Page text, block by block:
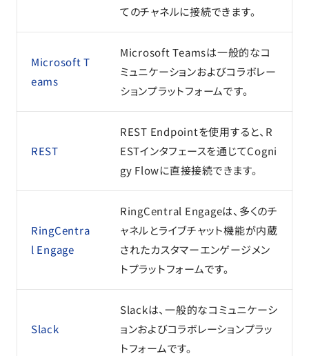
てのチャネルに接続できます。
Microsoft T
eams
Microsoft Teamsは一般的なコ
ミュニケーションおよびコラボレー
ションプラットフォームです。
REST
REST Endpointを使用すると、R
ESTインタフェースを通じてCogni
gy Flowに直接接続できます。
RingCentra
l Engage
RingCentral Engageは、多くのチ
ャネルとライブチャット機能が内蔵
されたカスタマーエンゲージメン
トプラットフォームです。
Slack
Slackは、一般的なコミュニケーシ
ョンおよびコラボレーションプラッ
トフォームです。